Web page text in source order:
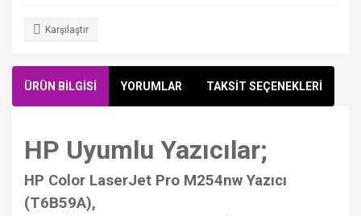
Karşılaştır
ÜRÜN BİLGİSİ YORUMLAR TAKSİT SEÇENEKLERİ
HP Uyumlu Yazıcılar;
HP Color LaserJet Pro M254nw Yazıcı
(T6B59A),